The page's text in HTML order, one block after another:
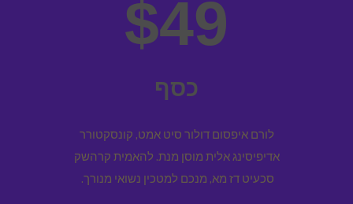
$49
כסף
לורם איפסום דולור סיט אמט, קונסקטורר
אדיפיסינג אלית מוסן מנת. להאמית קרהשק
סכעיט דז מא, מנכם למטכין נשואי מנורך.